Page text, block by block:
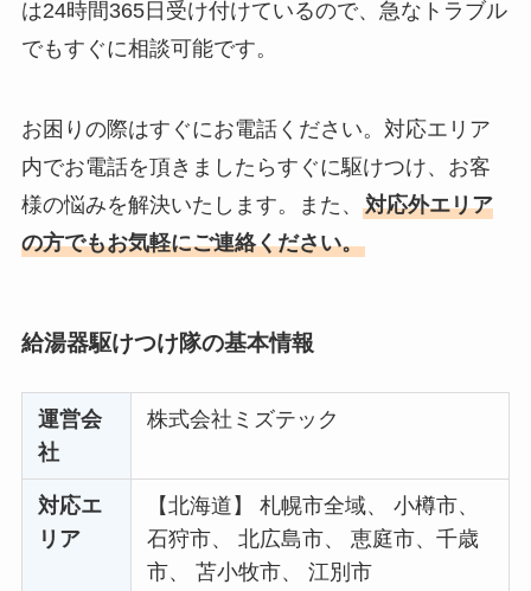
は24時間365日受け付けているので、急なトラブル
でもすぐに相談可能です。
お困りの際はすぐにお電話ください。対応エリア
内でお電話を頂きましたらすぐに駆けつけ、お客
様の悩みを解決いたします。また、 対応外エリア
の方でもお気軽にご連絡ください。
給湯器駆けつけ隊の基本情報
運営会
社
株式会社ミズテック
対応エ
リア
【北海道】 札幌市全域、 小樽市、
石狩市、 北広島市、 恵庭市、千歳
市、 苫小牧市、 江別市